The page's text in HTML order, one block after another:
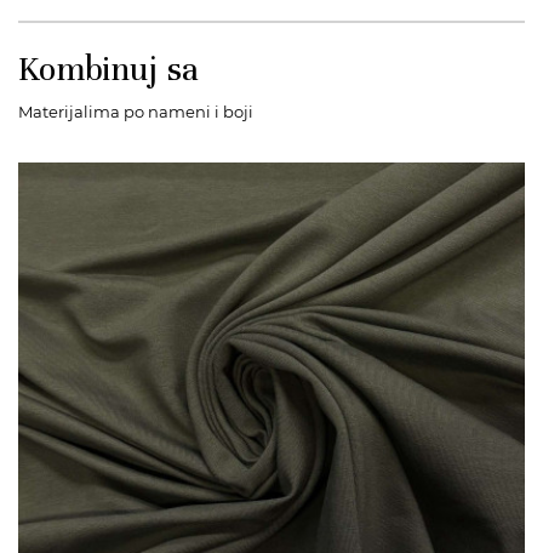
Kombinuj sa
Materijalima po nameni i boji